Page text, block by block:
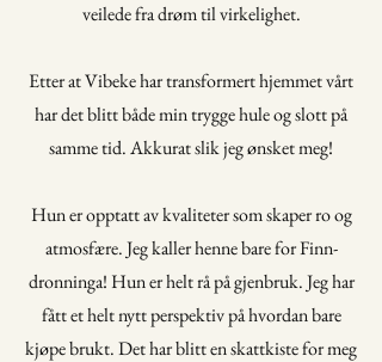
veilede fra drøm til virkelighet.
Etter at Vibeke har transformert hjemmet vårt
har det blitt både min trygge hule og slott på
samme tid. Akkurat slik jeg ønsket meg!
Hun er opptatt av kvaliteter som skaper ro og
atmosfære. Jeg kaller henne bare for Finn-
dronninga! Hun er helt rå på gjenbruk. Jeg har
fått et helt nytt perspektiv på hvordan bare
kjøpe brukt. Det har blitt en skattkiste for meg